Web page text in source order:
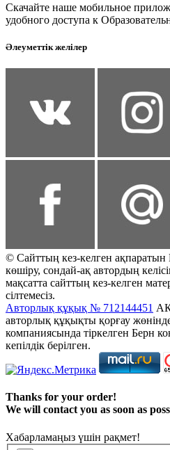
Скачайте наше мобильное
удобного доступа к
Әлеуметтік желілер
© Сайттың кез-келген
көшіру, сондай-ақ автордың
мақсатта сайттың кез-келген
сілтемесіз.
Авторлық құқық № 712144451
авторлық құқықты қорғау
компаниясында тіркелген Берн
кепілдік берілген.
Thanks for your order!
We will contact you as soon as
Хабарламаңыз үшін рақмет!